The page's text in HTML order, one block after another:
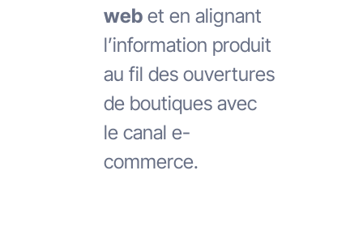
web et en alignant
l’information produit
au fil des ouvertures
de boutiques avec
le canal e-
commerce.